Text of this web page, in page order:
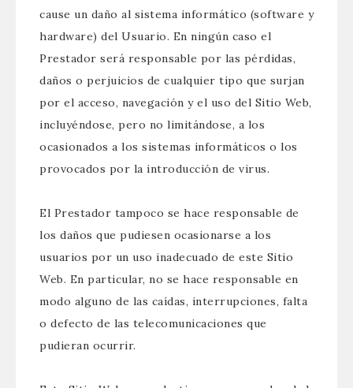
cause un daño al sistema informático (software y
hardware) del Usuario. En ningún caso el
Prestador será responsable por las pérdidas,
daños o perjuicios de cualquier tipo que surjan
por el acceso, navegación y el uso del Sitio Web,
incluyéndose, pero no limitándose, a los
ocasionados a los sistemas informáticos o los
provocados por la introducción de virus.
El Prestador tampoco se hace responsable de
los daños que pudiesen ocasionarse a los
usuarios por un uso inadecuado de este Sitio
Web. En particular, no se hace responsable en
modo alguno de las caídas, interrupciones, falta
o defecto de las telecomunicaciones que
pudieran ocurrir.